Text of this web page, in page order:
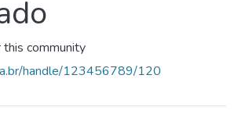
community
handle/123456789/120